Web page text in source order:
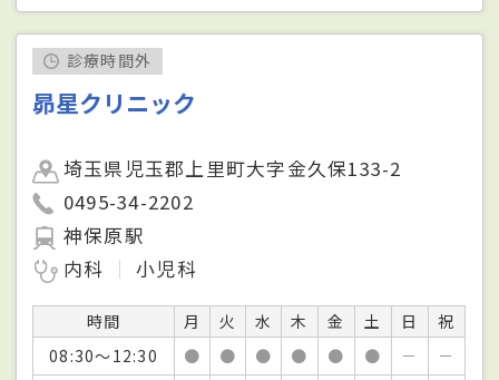
診療時間外
昴星クリニック
埼玉県児玉郡上里町大字金久保133-2
0495-34-2202
神保原駅
内科
小児科
時間 月 火 水 木 金 土 日
祝
08:30～12:30
● ● ● ● ● ● －
－